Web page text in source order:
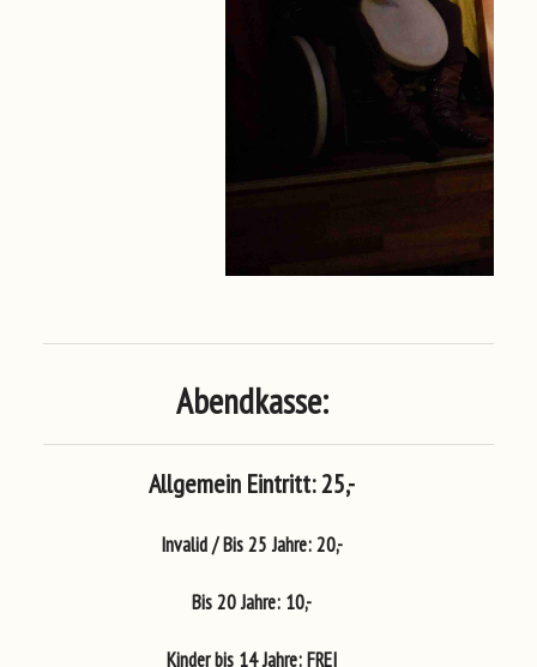
Abendkasse:
Allgemein Eintritt: 25,-
Invalid / Bis 25 Jahre:20,-
Bis 20 Jahre: 10,-
Kinder bis 14 Jahre:FREI